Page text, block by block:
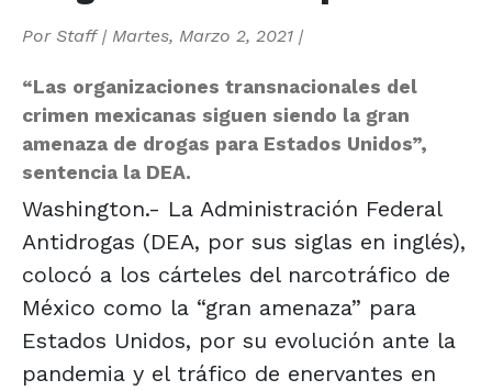
Por Staff| Martes, Marzo 2, 2021 |
“Las organizaciones transnacionales del
crimen mexicanas siguen siendo la gran
amenaza de drogas para Estados Unidos”,
sentencia la DEA.
Washington.- La Administración Federal
Antidrogas (DEA, por sus siglas en inglés),
colocó a los cárteles del narcotráfico de
México como la “gran amenaza” para
Estados Unidos, por su evolución ante la
pandemia y el tráfico de enervantes en